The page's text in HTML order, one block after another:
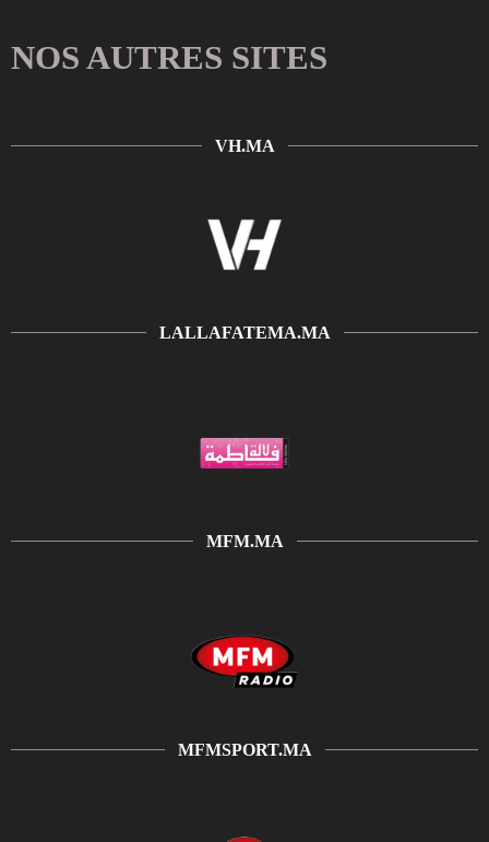
NOS AUTRES SITES
VH.MA
LALLAFATEMA.MA
MFM.MA
MFMSPORT.MA